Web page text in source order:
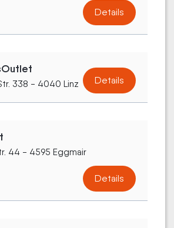
Details
338 - 4040 Linz Details
44 - 4595 Eggmair
Details